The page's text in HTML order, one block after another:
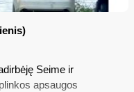
Seime ir
apsaugos